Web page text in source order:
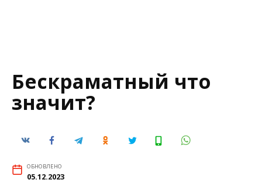
Бескраматный что
значит?
ОБНОВЛЕНО
05.12.2023